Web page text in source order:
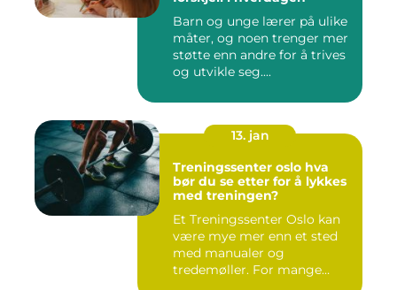
Barn og unge lærer på ulike
måter, og noen trenger mer
støtte enn andre for å trives
og utvikle seg....
13. jan
Treningssenter oslo hva
bør du se etter for å lykkes
med treningen?
Et Treningssenter Oslo kan
være mye mer enn et sted
med manualer og
tredemøller. For mange